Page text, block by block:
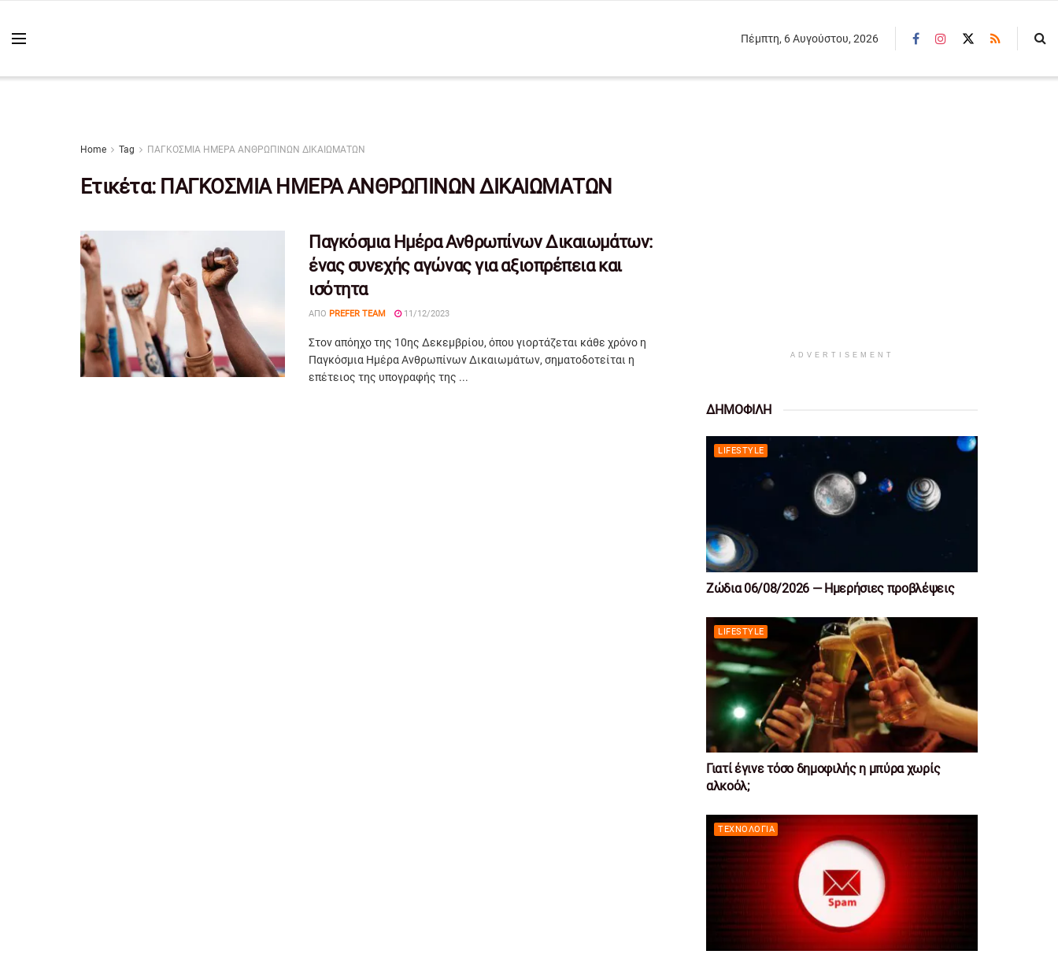
Πέμπτη, 6 Αυγούστου, 2026
Home Tag ΠΑΓΚΟΣΜΙΑ ΗΜΕΡΑ ΑΝΘΡΩΠΙΝΩΝ ΔΙΚΑΙΩΜΑΤΩΝ
Ετικέτα: ΠΑΓΚΟΣΜΙΑ ΗΜΕΡΑ ΑΝΘΡΩΠΙΝΩΝ ΔΙΚΑΙΩΜΑΤΩΝ
Παγκόσμια Ημέρα Ανθρωπίνων Δικαιωμάτων:
ένας συνεχής αγώνας για αξιοπρέπεια και
ισότητα
ΑΠΌ PREFER TEAM 11/12/2023
Στον απόηχο της 10ης Δεκεμβρίου, όπου γιορτάζεται κάθε χρόνο η
Παγκόσμια Ημέρα Ανθρωπίνων Δικαιωμάτων, σηματοδοτείται η
επέτειος της υπογραφής της ...
ADVERTISEMENT
ΔΗΜΟΦΙΛΗ
LIFESTYLE
Ζώδια 06/08/2026 — Ημερήσιες προβλέψεις
LIFESTYLE
Γιατί έγινε τόσο δημοφιλής η μπύρα χωρίς
αλκοόλ;
ΤΕΧΝΟΛΟΓΊΑ